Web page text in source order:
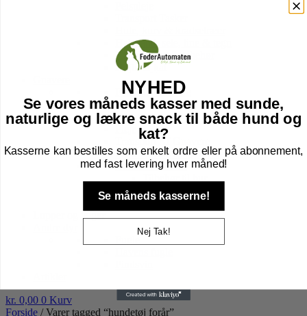
Halsbånd, sele, line & tegn
Kattebakker & tilbehør
Højtider kat
Foder til Gnavere
Godbidder
Legetøj
Transport Af Gnavere
Seler og Liner til gnavere
Bure til Gnavere
Bund til Bur
Højtider gnaver
Lopper og tæger
kr. 0,00 0 Kurv
Forside / Varer tagged “hundetøj forår”
NYHED
Se vores måneds kasser med sunde,
naturlige og lækre snack til både hund og
kat?
Kasserne kan bestilles som enkelt ordre eller på abonnement,
med fast levering hver måned!
Se måneds kasserne!
Nej Tak!